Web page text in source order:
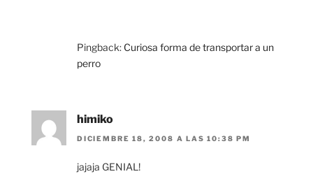
Pingback: Curiosa forma de transportar a un
perro
himiko
DICIEMBRE 18, 2008 A LAS 10:38 PM
jajaja GENIAL!